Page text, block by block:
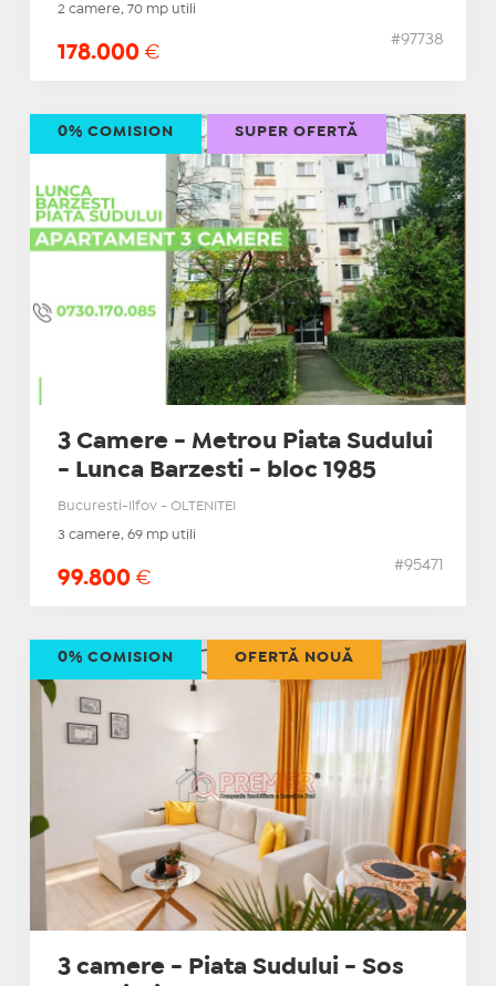
2 camere, 70 mp utili
178.000 €
#97738
3 Camere - Metrou Piata Sudului
- Lunca Barzesti - bloc 1985
Bucuresti-Ilfov - OLTENITEI
3 camere, 69 mp utili
99.800 €
#95471
0% COMISION SUPER OFERTĂ
3 camere - Piata Sudului - Sos
0% COMISION OFERTĂ NOUĂ